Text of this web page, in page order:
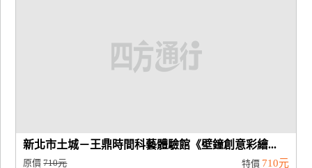
新北市土城－王鼎時間科藝體驗館《壁鐘創意彩繪...
原價710元 特價 710元